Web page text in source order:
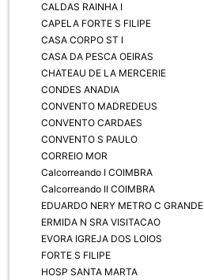
CALDAS RAINHA I
CAPELA FORTE S FILIPE
CASA CORPO ST I
CASA DA PESCA OEIRAS
CHATEAU DE LA MERCERIE
CONDES ANADIA
CONVENTO MADREDEUS
CONVENTO CARDAES
CONVENTO S PAULO
CORREIO MOR
Calcorreando I COIMBRA
Calcorreando II COIMBRA
EDUARDO NERY METRO C GRANDE
ERMIDA N SRA VISITACAO
EVORA IGREJA DOS LOIOS
FORTE S FILIPE
HOSP SANTA MARTA